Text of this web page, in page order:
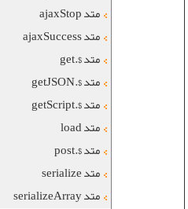
متد ajaxStop
متد ajaxSuccess
متد $.get
متد $.getJSON
متد $.getScript
متد load
متد $.post
متد serialize
متد serializeArray